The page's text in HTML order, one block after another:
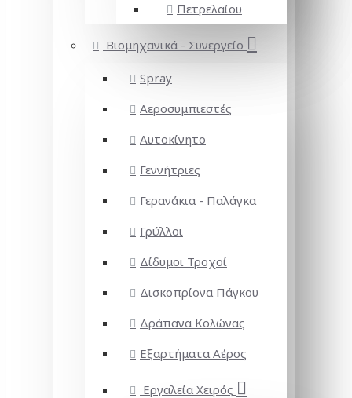
Πετρελαίου
Βιομηχανικά - Συνεργείο
Spray
Αεροσυμπιεστές
Αυτοκίνητο
Γεννήτριες
Γερανάκια - Παλάγκα
Γρύλλοι
Δίδυμοι Τροχοί
Δισκοπρίονα Πάγκου
Δράπανα Κολώνας
Εξαρτήματα Αέρος
Εργαλεία Χειρός